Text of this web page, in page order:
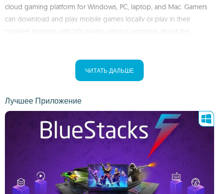
cloud gaming platform for Windows, PC, laptop, and Mac. Gamers
can download and play mobile games locally or play in their
browser instantly with HD quality without worrying about the
BlueStacks App Player is built for gamers and offers superior
and gamepad. It also provides many customizable options so that
each user can play according to their preference. BlueStacks also
has an integrated gaming wallet for gamers to get offers, rewards,
and tokens for playing on the BlueStacks platform.
ЧИТАТЬ ДАЛЬШЕ
Лучшее Приложение